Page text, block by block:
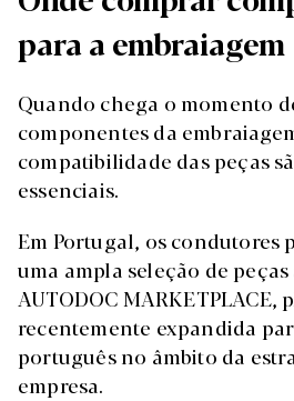
para a embraiagem
Quando chega o momento
componentes da
compatibilidade das peças
essenciais.
Em Portugal, os condutores
uma ampla seleção de peças
AUTODOC MARKETPLACE,
recentemente expandida
português no âmbito da
empresa.